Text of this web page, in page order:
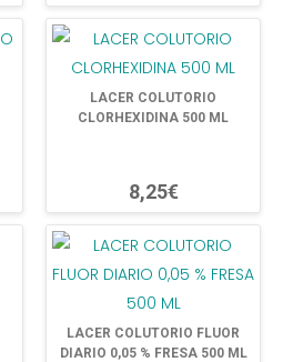
LACER COLUTORIO
CLORHEXIDINA 500 ML
8,25€
LACER COLUTORIO FLUOR
DIARIO 0,05 % FRESA 500 ML